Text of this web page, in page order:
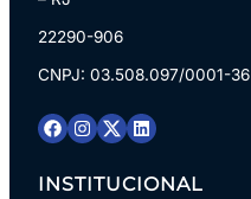
22290-906
CNPJ: 03.508.097/0001-36
INSTITUCIONAL